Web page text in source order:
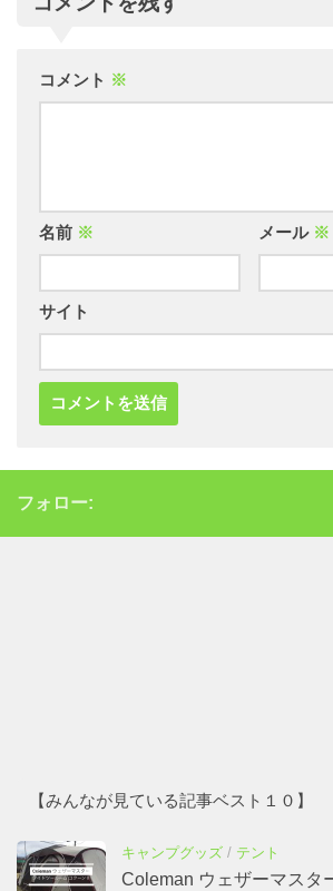
コメント ※
名前 ※ メール ※
サイト
フォロー:
【みんなが見ている記事ベスト１０】
キャンプグッズ / テント
Coleman ウェザーマスタ